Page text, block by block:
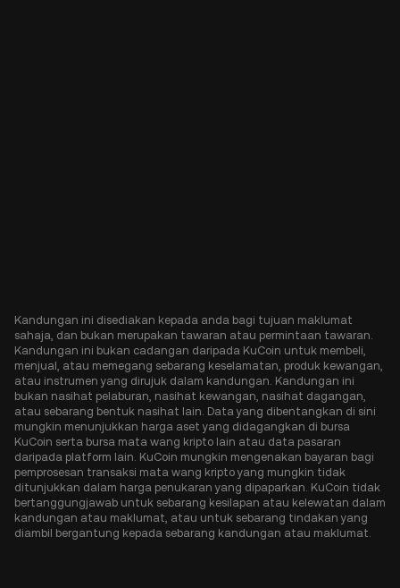
Kandungan ini disediakan kepada anda bagi tujuan maklumat
sahaja, dan bukan merupakan tawaran atau permintaan tawaran.
Kandungan ini bukan cadangan daripada KuCoin untuk membeli,
menjual, atau memegang sebarang keselamatan, produk kewangan,
atau instrumen yang dirujuk dalam kandungan. Kandungan ini
bukan nasihat pelaburan, nasihat kewangan, nasihat dagangan,
atau sebarang bentuk nasihat lain. Data yang dibentangkan di sini
mungkin menunjukkan harga aset yang didagangkan di bursa
KuCoin serta bursa mata wang kripto lain atau data pasaran
daripada platform lain. KuCoin mungkin mengenakan bayaran bagi
pemprosesan transaksi mata wang kripto yang mungkin tidak
ditunjukkan dalam harga penukaran yang dipaparkan. KuCoin tidak
bertanggungjawab untuk sebarang kesilapan atau kelewatan dalam
kandungan atau maklumat, atau untuk sebarang tindakan yang
diambil bergantung kepada sebarang kandungan atau maklumat.